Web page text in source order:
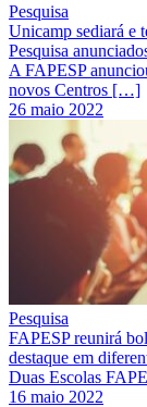
Pesquisa
Unicamp sediará e
Pesquisa
A FAPESP
novos Centros […]
26 maio 2022
Pesquisa
FAPESP reunirá
destaque em
Duas Escolas
16 maio 2022